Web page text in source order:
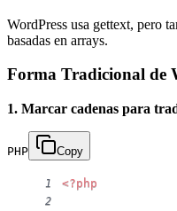
WordPress usa gettext, pero
basadas en arrays.
Forma Tradicional de
1. Marcar cadenas para
PHP Copy
1 <?php
2